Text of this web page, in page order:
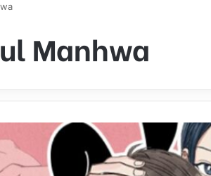
Manhwa